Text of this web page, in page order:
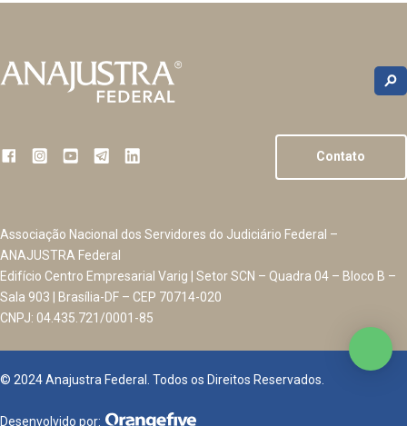
Contato
Associação Nacional dos Servidores do Judiciário Federal –
ANAJUSTRA Federal
Edifício Centro Empresarial Varig | Setor SCN – Quadra 04 – Bloco B –
Sala 903 | Brasília-DF – CEP 70714-020
CNPJ: 04.435.721/0001-85
© 2024 Anajustra Federal. Todos os Direitos Reservados.
Desenvolvido por: